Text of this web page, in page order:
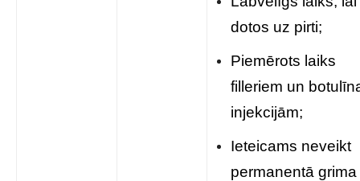
dotos uz pirti;
Piemērots laiks
filleriem un
injekcijām;
Ieteicams neveikt
permanentā grima